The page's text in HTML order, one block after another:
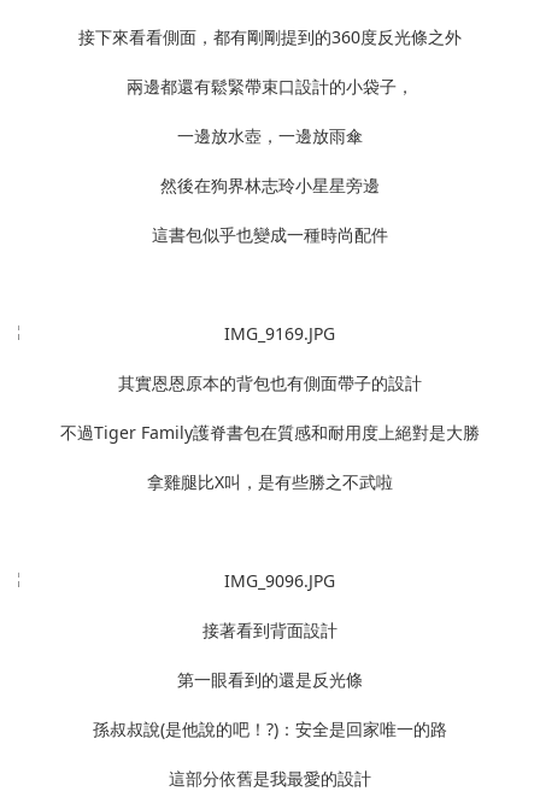
接下來看看側面，都有剛剛提到的360度反光條之外
兩邊都還有鬆緊帶束口設計的小袋子，
一邊放水壺，一邊放雨傘
然後在狗界林志玲小星星旁邊
這書包似乎也變成一種時尚配件
其實恩恩原本的背包也有側面帶子的設計
不過Tiger Family護脊書包在質感和耐用度上絕對是大勝
拿雞腿比X叫，是有些勝之不武啦
接著看到背面設計
第一眼看到的還是反光條
孫叔叔說(是他說的吧！?)：安全是回家唯一的路
這部分依舊是我最愛的設計